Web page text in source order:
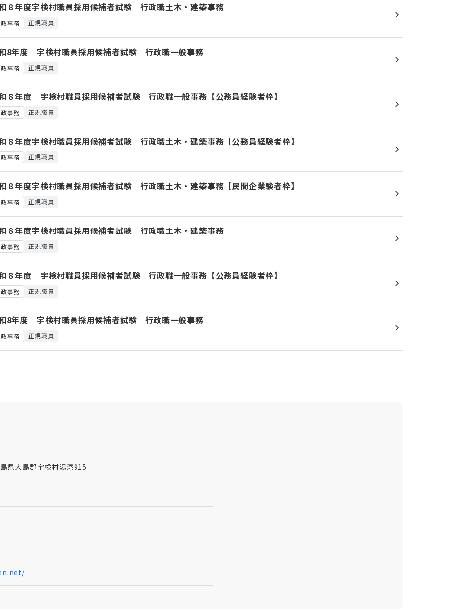
８年度宇検村職員採用候補者試験 行政職土木・建築事務
事務 正規職員
8年度 宇検村職員採用候補者試験 行政職一般事務
事務 正規職員
８年度 宇検村職員採用候補者試験 行政職一般事務【公務員経験者枠】
事務 正規職員
８年度宇検村職員採用候補者試験 行政職土木・建築事務【公務員経験者枠】
事務 正規職員
８年度宇検村職員採用候補者試験 行政職土木・建築事務【民間企業験者枠】
事務 正規職員
８年度宇検村職員採用候補者試験 行政職土木・建築事務
事務 正規職員
８年度 宇検村職員採用候補者試験 行政職一般事務【公務員経験者枠】
事務 正規職員
8年度 宇検村職員採用候補者試験 行政職一般事務
事務 正規職員
県大島郡宇検村湯湾915